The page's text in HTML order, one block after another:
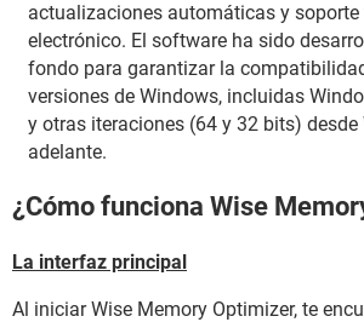
actualizaciones automáticas y soporte
electrónico. El software ha sido
fondo para garantizar la
versiones de Windows, incluidas
y otras iteraciones (64 y 32 bits) desde
adelante.
¿Cómo funciona Wise
La interfaz principal
Al iniciar Wise Memory Optimizer, te